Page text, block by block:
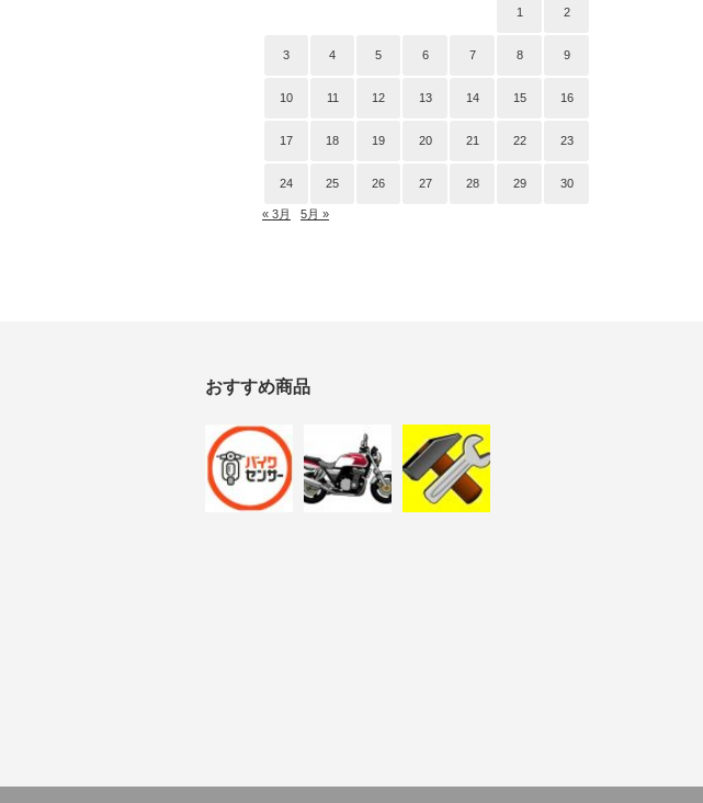
1 2
3 4 5 6 7 8 9
10 11 12 13 14 15 16
17 18 19 20 21 22 23
24 25 26 27 28 29 30
« 3月 5月 »
おすすめ商品